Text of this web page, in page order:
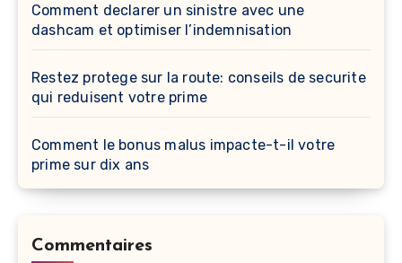
Comment declarer un sinistre avec une
dashcam et optimiser l’indemnisation
Restez protege sur la route: conseils de securite
qui reduisent votre prime
Comment le bonus malus impacte-t-il votre
prime sur dix ans
Commentaires